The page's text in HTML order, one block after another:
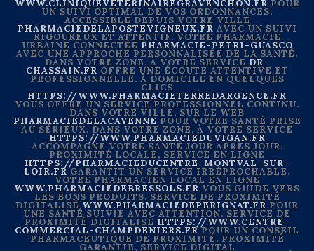
WWW.CLINIQUEVETERINAIREGRAVENCHON.FR POUR
UN SUIVI OPTIMAL DE VOS ORDONNANCES.
ACCESSIBLE DEPUIS VOTRE VILLE
PHARMACIEDELAPOSTEVIGNEUX.FR AVEC UN SUIVI
RIGOUREUX ET ATTENTIF. VOTRE PHARMACIE
URBAINE CONNECTÉE PHARMACIE-PETRI-GUASCO
AVEC UNE APPROCHE PERSONNALISÉE DE LA SANTÉ.
DANS VOTRE ZONE, À VOTRE SERVICE DR-
CHASSAIN.FR OFFRE UNE ÉCOUTE ATTENTIVE ET
PROFESSIONNELLE. À DOMICILE EN QUELQUES
CLICS
HTTPS://WWW.PHARMACIETERREDARGENCE.FR
VOUS OFFRE UN SERVICE PROFESSIONNEL CONTINU.
DANS VOTRE VILLE, SUR LE WEB
PHARMACIEDELACAYENNE POUR VOTRE SANTÉ PRISE
AU SÉRIEUX. DANS VOTRE ZONE, À VOTRE SERVICE
HTTPS://WWW.PHARMACIEDUVIGAN.FR
ACCOMPAGNE VOTRE SANTÉ JOUR APRÈS JOUR.
PROXIMITÉ LOCALE, SERVICE EN LIGNE
HTTPS://PHARMACIEDUCENTRE-MONTVAL-SUR-
LOIR.FRGARANTIT UN SERVICE IRRÉPROCHABLE.
VOTRE PHARMACIEN LOCAL EN LIGNE
WWW.PHARMACIEDEBRESSOLS.FR VOUS GUIDE VERS
LES BONS PRODUITS. SERVICE DE PROXIMITÉ
DIGITALISÉ WWW.PHARMACIEDEPERIGNAT.FR POUR
UNE SANTÉ SUIVIE AVEC ATTENTION. SERVICE DE
PROXIMITÉ DIGITALISÉ HTTPS://WWW.CENTRE-
COMMERCIAL-CHAMPDENIERS.FRPOUR UN CONSEIL
PHARMACEUTIQUE DE PROXIMITÉ. PROXIMITÉ
GARANTIE, SERVICE DIGITAL